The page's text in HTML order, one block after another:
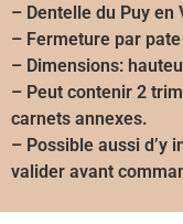
– Dentelle du Puy en
– Fermeture par
– Dimensions:
– Peut contenir 2
carnets annexes.
– Possible aussi d’y
valider avant